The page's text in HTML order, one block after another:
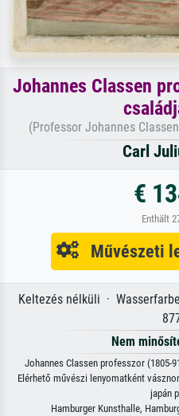
Johannes Classen
(Professor Johannes
Carl
€
Enthält
Művészeti
Keltezés nélküli ·
Nem
Johannes Classen professzor (1805-
Elérhető művészi lenyomatként
japán
Hamburger Kunsthalle,